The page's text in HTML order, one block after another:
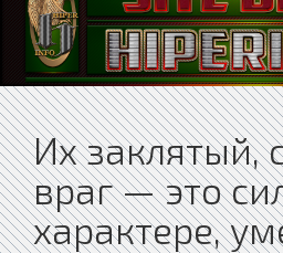
Их заклятый,
враг — это
характере,